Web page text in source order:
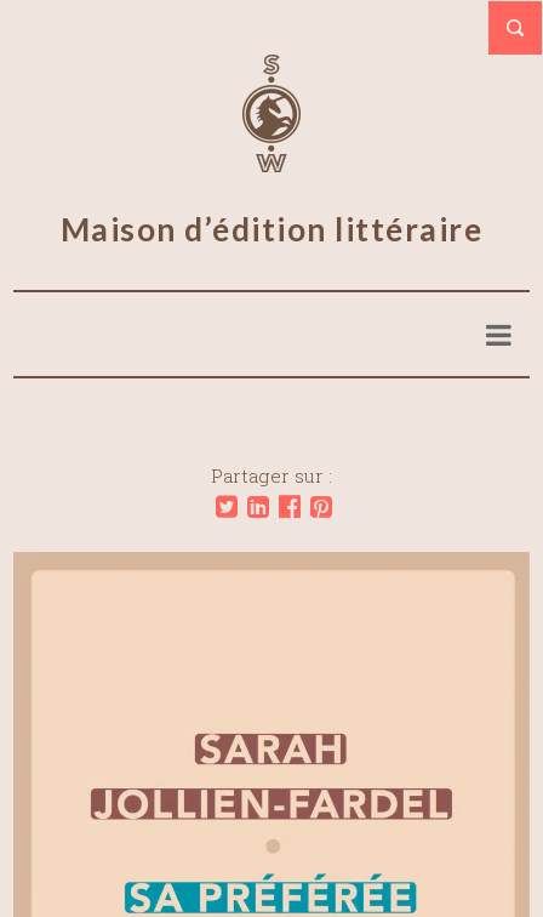
Maison d’édition littéraire
Partager sur :